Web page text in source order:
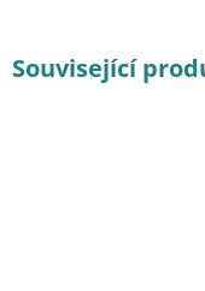
Související